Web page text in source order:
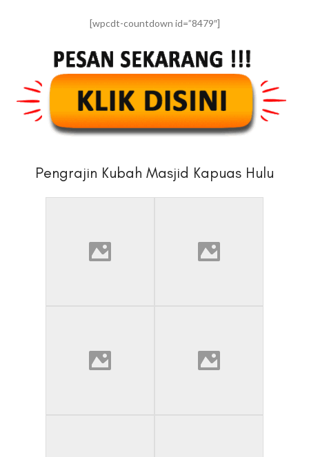
[wpcdt-countdown id=”8479″]
Pengrajin Kubah Masjid Kapuas Hulu